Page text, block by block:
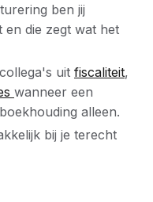
ben jij
en die zegt wat het
uit fiscaliteit,
wanneer een
alleen.
bij je terecht